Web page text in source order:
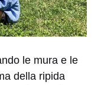
le mura e le
della ripida